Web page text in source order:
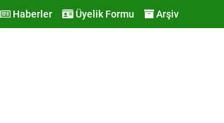
Haberler Üyelik Formu Arşiv